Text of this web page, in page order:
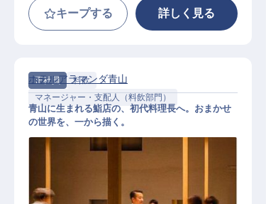
キープする 詳しく見る
正社員
料飲
マネージャー・支配人（料飲部門）
ホテルアラマンダ青山
青山に生まれる鮨店の、初代料理長へ。おまかせ
の世界を、一から描く。